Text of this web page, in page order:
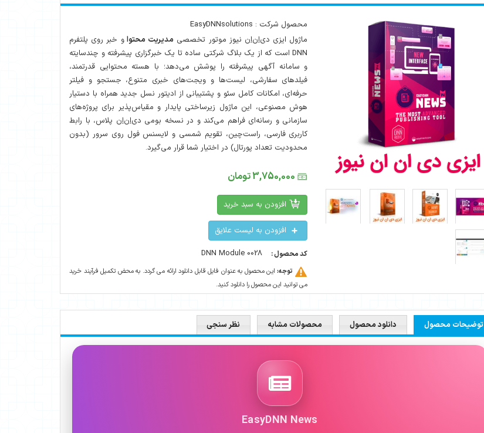
محصول شرکت : EasyDNNsolutions
ماژول ایزی دی‌اِن‌اِن نیوز موتور تخصصی مدیریت محتواو خبر روی پلتفرم
DNN است که از یک بلاگ شرکتی ساده تا یک خبرگزاری پیشرفته و چندسایته
و سامانه آگهی پیشرفته را پوشش می‌دهد؛ با هسته محتوایی قدرتمند،
فیلدهای سفارشی، لیست‌ها و ویجت‌های خبری متنوع، جستجو و فیلتر
حرفه‌ای، امکانات کامل سئو و پشتیبانی از ادیتور نسل جدید همراه با دستیار
هوش مصنوعی، این ماژول زیرساختی پایدار و مقیاس‌پذیر برای پروژه‌های
سازمانی و رسانه‌ای فراهم می‌کند و در نسخه بومی دی‌اِن‌اِن پلاس، با رابط
کاربری فارسی، راست‌چین، تقویم شمسی و لایسنس فول روی سرور (بدون
محدودیت تعداد پورتال) در اختیار شما قرار می‌گیرد.
افزودن به سبد خرید
افزودن به لیست علایق
کد محصول : DNN Module 0028
توجه: این محصول به عنوان فایل قابل دانلود ارائه می گردد. به محض تکمیل فرآیند خرید
می توانید این محصول را دانلود کنید.
توضیحات محصول دانلود محصول محصولات مشابه نظر سنجی
EasyDNN News